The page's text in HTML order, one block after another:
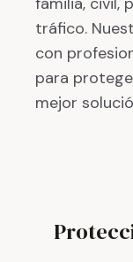
tráfico.
con
para
mejor